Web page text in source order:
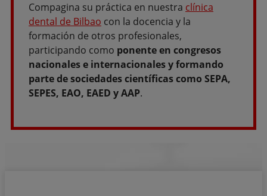
Compagina su práctica en nuestra clínica
dental de Bilbao con la docencia y la
formación de otros profesionales,
participando como ponente en congresos
nacionales e internacionalesy formando
parte de sociedades científicas como SEPA,
SEPES, EAO, EAED y AAP.